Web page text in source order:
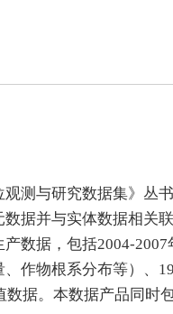
测与研究数据集》丛
据并与实体数据相关
数据，包括2004-
作物根系分布等）、
据。本数据产品同时